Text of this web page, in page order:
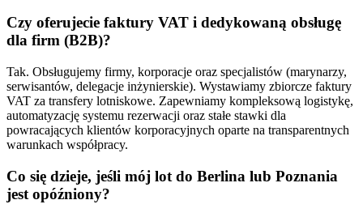
Czy oferujecie faktury VAT i dedykowaną obsługę
dla firm (B2B)?
Tak. Obsługujemy firmy, korporacje oraz specjalistów (marynarzy,
serwisantów, delegacje inżynierskie). Wystawiamy zbiorcze faktury
VAT za transfery lotniskowe. Zapewniamy kompleksową logistykę,
automatyzację systemu rezerwacji oraz stałe stawki dla
powracających klientów korporacyjnych oparte na transparentnych
warunkach współpracy.
Co się dzieje, jeśli mój lot do Berlina lub Poznania
jest opóźniony?